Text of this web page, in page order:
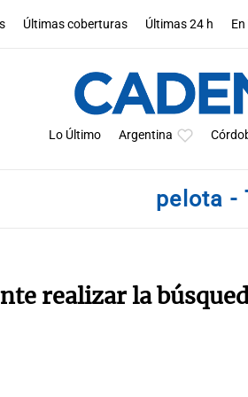
Últimas coberturas Últimas 24 h
Lo Último Argentina
pelota -
realizar la